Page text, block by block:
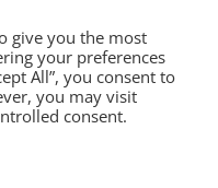
give you the most
your preferences
All”, you consent to
you may visit
consent.